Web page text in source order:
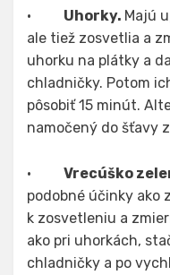
· Uhorky. Majú
ale tiež zosvetlia a
uhorku na plátky a
chladničky. Potom
pôsobiť 15 minút.
namočený do šťavy
· Vrecúško
podobné účinky ako
k zosvetleniu a
ako pri uhorkách,
chladničky a po